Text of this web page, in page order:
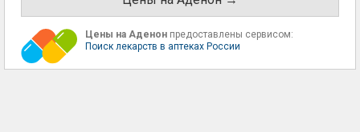
Цены на Аденон предоставлены сервисом:
Поиск лекарств в аптеках России